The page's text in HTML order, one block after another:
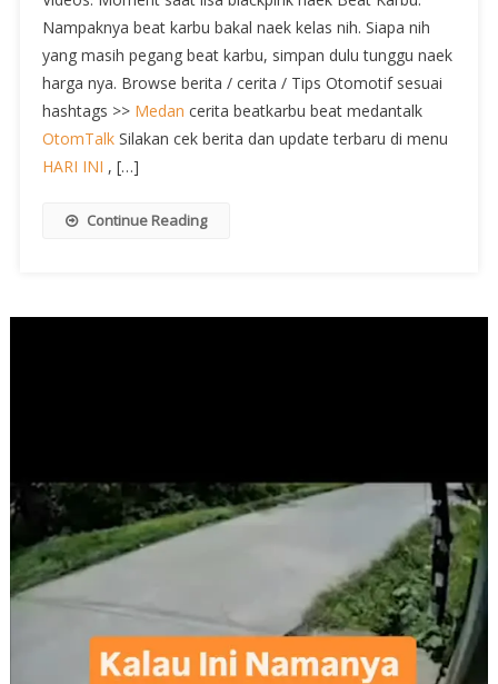
Nampaknya beat karbu bakal naek kelas nih. Siapa nih
yang masih pegang beat karbu, simpan dulu tunggu naek
harga nya. Browse berita / cerita / Tips Otomotif sesuai
hashtags >> Medan cerita beatkarbu beat medantalk
OtomTalkSilakan cek berita dan update terbaru di menu
HARI INI , […]
Continue Reading